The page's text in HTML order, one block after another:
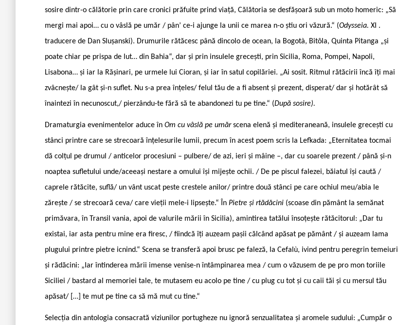
sosire dintr-o călătorie prin care cronici prăfuite prind viață, Călătoria se desfășoară sub un moto homeric: „Să
mergi mai apoi… cu o vâslă pe umăr / pân’ ce-i ajunge la unii ce marea n-o știu ori văzură.“ (Odysseia. XI .
traducere de Dan Slușanski). Drumurile rătăcesc până dincolo de ocean, la Bogotà, Bitôla, Quinta Pitanga „și
poate chiar pe prispa de lut… din Bahia“, dar și prin insulele grecești, prin Sicilia, Roma, Pompei, Napoli,
Lisabona… și iar la Rășinari, pe urmele lui Cioran, și iar în satul copilăriei. „Ai sosit. Ritmul rătăcirii încă îți mai
zvâcnește/ la gât și-n suflet. Nu s-a prea înțeles/ felul tău de a fi absent și prezent, disperat/ dar și hotărât să
înaintezi în necunoscut,/ pierzându-te fără să te abandonezi tu pe tine.“ (După sosire).
Dramaturgia evenimentelor aduce în Om cu vâslă pe umărscena elenă și mediteraneană, insulele grecești cu
stânci printre care se strecoară înțelesurile lumii, precum în acest poem scris la Lefkada: „Eternitatea tocmai
dă colțul pe drumul / anticelor procesiuni – pulbere/ de azi, ieri și mâine –, dar cu soarele prezent / până și-n
noaptea sufletului unde/aceeași nestare a omului își mijește ochii. / De pe piscul falezei, băiatul își caută /
caprele rătăcite, suflă/ un vânt uscat peste crestele anilor/ printre două stânci pe care ochiul meu/abia le
zărește / se strecoară ceva/ care vieții mele-i lipsește.“ În Pietre și rtădăcini (scoase din pământ la semănat
primăvara, în Transil ­vania, apoi de valurile mării în Sicilia), amintirea tatălui însoțește rătăcitorul: „Dar tu
existai, iar asta pentru mine era firesc, / fiindcă îți auzeam pașii călcând apăsat pe pământ / și auzeam lama
plugului printre pietre icnind.“ Scena se transferă apoi brusc pe faleză, la Cefalù, ivind pentru peregrin temeiuri
și rădăcini: „Iar întinderea mării imense venise-n întâmpinarea mea / cum o văzusem de pe pro ­mon toriile
Siciliei / bastard al memoriei tale, te mutasem eu acolo pe tine / cu plug cu tot și cu caii tăi și cu mersul tău
apăsat/ […] te mut pe tine ca să mă mut cu tine.“
Selecția din antologia consacrată viziunilor portugheze nu ignoră senzualitatea și aromele sudului: „Cumpăr o